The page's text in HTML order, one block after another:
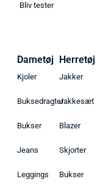
Bliv tester
Dametøj
Kjoler
Buksedragter
Bukser
Jeans
Leggings
Herretøj
Jakker
Jakkesæt
Blazer
Skjorter
Bukser